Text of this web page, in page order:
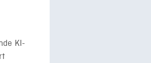
KI-